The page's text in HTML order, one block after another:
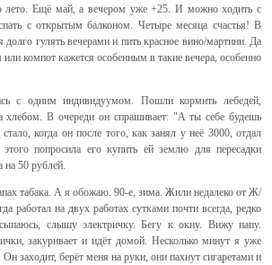
лето. Ещё май, а вечером уже +25. И можно ходить с
с открытым балконом. Четыре месяца счастья! В
долго гулять вечерами и пить красное вино/мартини. Да
компот кажется особенным в такие вечера, особенно
с одним индивидуумом. Пошли кормить лебедей,
хлебом. В очереди он спрашивает: "А ты себе будешь
когда он после того, как занял у неё 3000, отдал
попросила его купить ей землю для пересадки
50 рублей.
табака. А я обожаю. 90-е, зима. Жили недалеко от Ж/
работал на двух работах сутками почти всегда, редко
слышу электричку. Бегу к окну. Вижу папу.
закуривает и идёт домой. Несколько минут я уже
заходит, берёт меня на руки, они пахнут сигаретами и